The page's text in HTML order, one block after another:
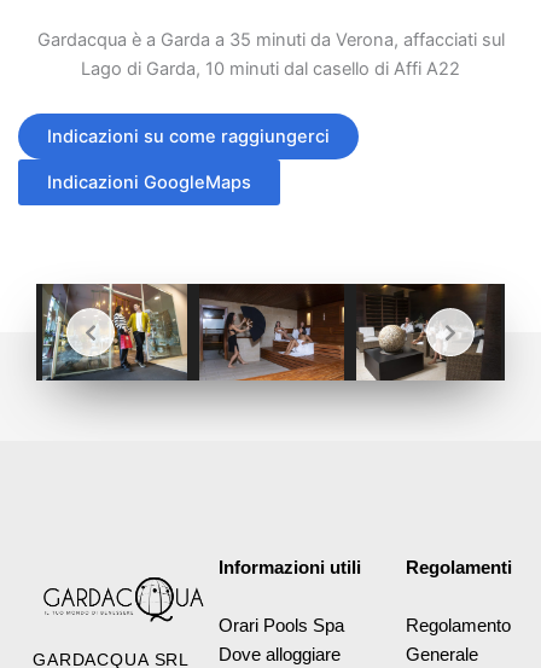
Gardacqua è a Garda a 35 minuti da Verona, affacciati sul
Lago di Garda, 10 minuti dal casello di Affi A22
Indicazioni su come raggiungerci
Indicazioni GoogleMaps
GARDACQUA SRL
Informazioni utili
Orari Pools Spa
Dove alloggiare
Regolamenti
Regolamento
Generale